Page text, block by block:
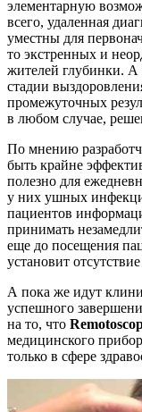
элементарную
всего, удаленная
уместны для
то экстренных и
жителей глубинки. А
стадии
промежуточных
в любом случае,
По мнению
быть крайне
полезно для
у них ушных
пациентов
принимать
еще до посещения
установит
А пока же идут
успешного
на то, что
медицинского
только в сфере